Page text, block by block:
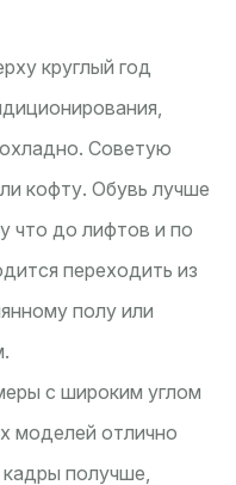
круглый год
Советую
кофту. Обувь лучше
что до лифтов и по
переходить из
полу или
с широким углом
моделей отлично
кадры получше,